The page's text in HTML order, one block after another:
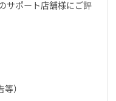
サポート店舗様にご評
）